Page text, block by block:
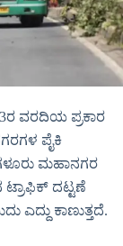
ವರದಿಯ ಪ್ರಕಾರ
ಪೈಕಿ
ಮಹಾನಗರ
ದಟ್ಟಣೆ
ಎದ್ದು ಕಾಣುತ್ತದೆ.